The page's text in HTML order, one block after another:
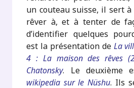
un couteau suisse, il sert
rêver à, et à tenter de
d’identifier quelques
est la présentation de La
4 : La maison des rêves
Chatonsky. Le deuxième
wikipedia sur le Nüshu. Ils